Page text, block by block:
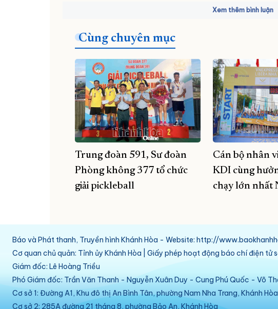
Xem thêm bình luận
Cùng chuyên mục
Trung đoàn 591, Sư đoàn
Phòng không 377 tổ chức
giải pickleball
Cán bộ nhân
KDI cùng
chạy lớn nhất
Báo và Phát thanh, Truyền hình Khánh Hòa - Website: http://
Cơ quan chủ quản: Tỉnh ủy Khánh Hòa | Giấy phép hoạt động báo chí điện
Giám đốc: Lê Hoàng Triều
Phó Giám đốc: Trần Văn Thanh - Nguyễn Xuân Duy - Cung Phú Quốc - Võ
Cơ sở 1: Đường A1, Khu đô thị An Bình Tân, phường Nam Nha Trang, Khánh Hòa
Cơ sở 2: 285A đường 21 tháng 8, phường Bảo An, Khánh Hòa